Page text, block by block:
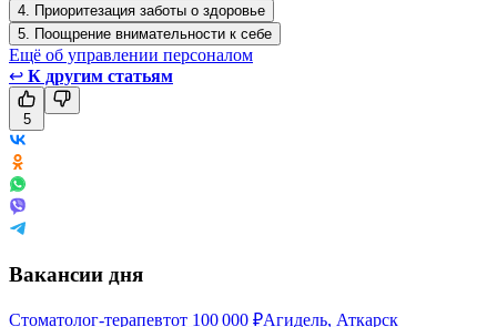
4. Приоритезация заботы о здоровье
5. Поощрение внимательности к себе
Ещё об управлении персоналом
↩ К другим статьям
5
Вакансии дня
Стоматолог-терапевтот 100 000 ₽Агидель, Аткарск